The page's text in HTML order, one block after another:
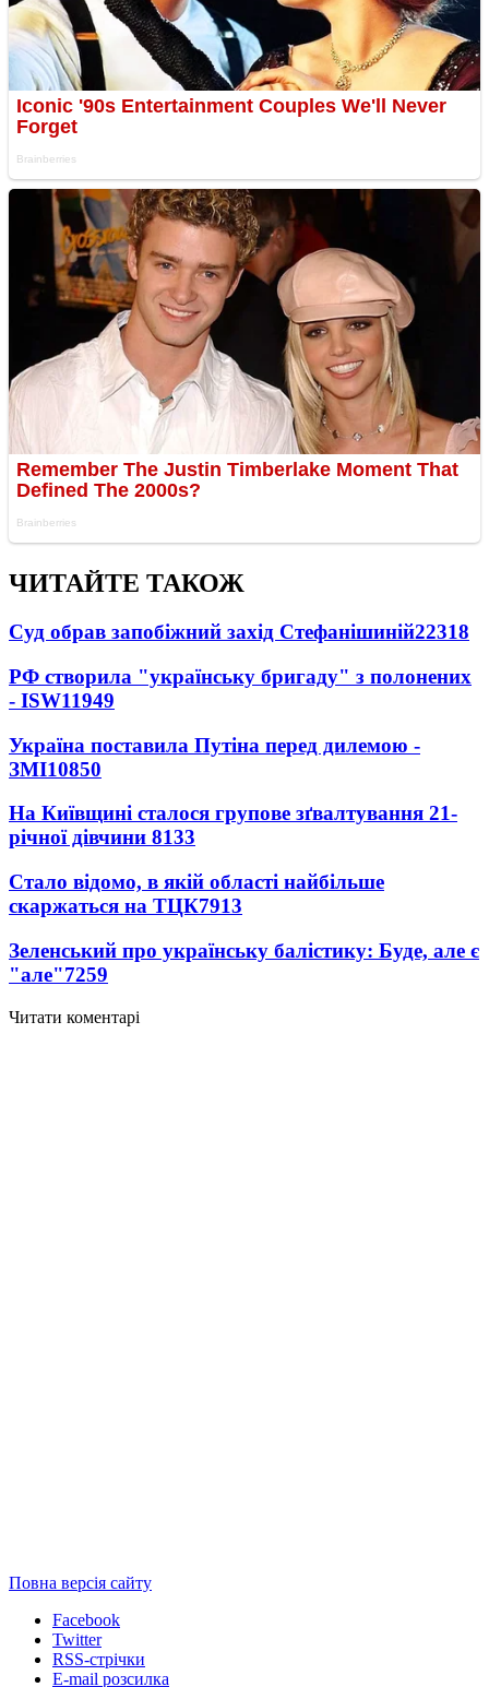
ЧИТАЙТЕ ТАКОЖ
Суд обрав запобіжний захід Стефанішиній22318
РФ створила "українську бригаду" з полонених
- ISW11949
Україна поставила Путіна перед дилемою -
ЗМІ10850
На Київщині сталося групове зґвалтування 21-
річної дівчини 8133
Стало відомо, в якій області найбільше
скаржаться на ТЦК7913
Зеленський про українську балістику: Буде, але є
"але"7259
Читати коментарі
Повна версія сайту
Facebook
Twitter
RSS-стрічки
E-mail розсилка